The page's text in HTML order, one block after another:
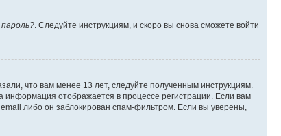
. Следуйте инструкциям, и скоро вы снова сможете войти
что вам менее 13 лет, следуйте полученным инструкциям.
отображается в процессе регистрации. Если вам
либо он заблокирован спам-фильтром. Если вы уверены,